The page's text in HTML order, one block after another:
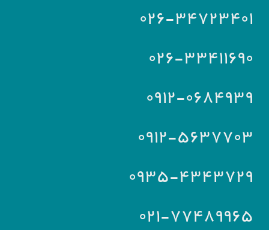
۰۲۶-۳۴۷۲۳۴۰۱
۰۲۶-۳۳۴۱۱۶۹۰
۰۹۱۲-۰۶۸۴۹۳۹
۰۹۱۲-۵۶۳۷۷۰۳
۰۹۳۵-۴۳۴۳۷۲۹
۰۲۱-۷۷۴۸۹۹۶۵